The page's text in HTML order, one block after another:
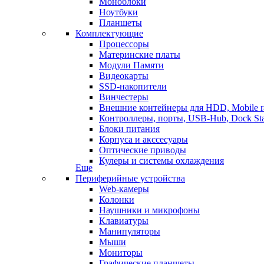
Ноутбуки
Планшеты
Комплектующие
Процессоры
Материнские платы
Модули Памяти
Видеокарты
SSD-накопители
Винчестеры
Внешние контейнеры для HDD, Mobile
Контроллеры, порты, USB-Hub, Dock
Блоки питания
Корпуса и акссесуары
Оптические приводы
Кулеры и системы охлаждения
Еще
Периферийные устройства
Web-камеры
Колонки
Наушники и микрофоны
Клавиатуры
Манипуляторы
Мыши
Мониторы